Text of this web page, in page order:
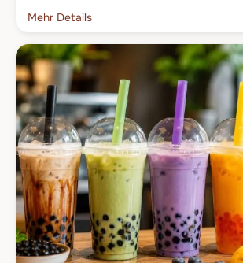
Mehr Details